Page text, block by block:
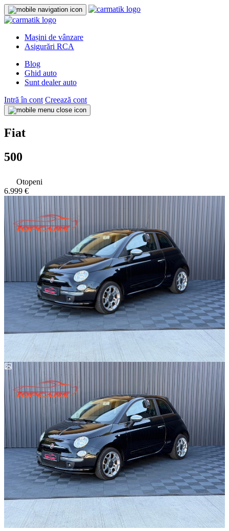
Mașini de vânzare
Asigurări RCA
Blog
Ghid auto
Sunt dealer auto
Intră în cont Creează cont
Fiat
500
Otopeni
6.999 €